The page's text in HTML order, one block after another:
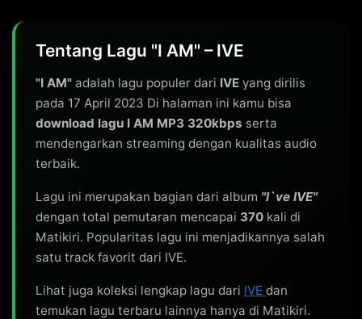
Tentang Lagu "I AM" – IVE
"I AM" adalah lagu populer dari IVE yang dirilis
pada 17 April 2023 Di halaman ini kamu bisa
download lagu I AM MP3 320kbps serta
mendengarkan streaming dengan kualitas audio
terbaik.
Lagu ini merupakan bagian dari album "I`ve IVE"
dengan total pemutaran mencapai 370 kali di
Matikiri. Popularitas lagu ini menjadikannya salah
satu track favorit dari IVE.
Lihat juga koleksi lengkap lagu dari IVE dan
temukan lagu terbaru lainnya hanya di Matikiri.